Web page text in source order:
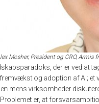
Mosher, President og CRO, Armis
der er ved at
og adoption af AI;
mens virksomheder
er, at